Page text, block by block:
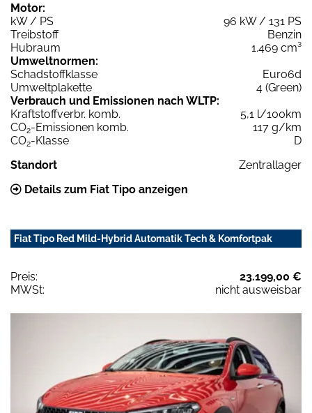
Motor:
kW / PS
96 kW / 131 PS
Treibstoff
Benzin
Hubraum
1.469 cm³
Umweltnormen:
Schadstoffklasse
Euro6d
Umweltplakette
4 (Green)
Verbrauch und Emissionen nach WLTP:
Kraftstoffverbr. komb.
5,1 l/100km
CO2-Emissionen komb.
117 g/km
CO2-Klasse
D
Standort
Zentrallager
Details zum Fiat Tipo anzeigen
Fiat Tipo Red Mild-Hybrid Automatik Tech & Komfortpak
Preis:
23.199,00 €
MWSt:
nicht ausweisbar